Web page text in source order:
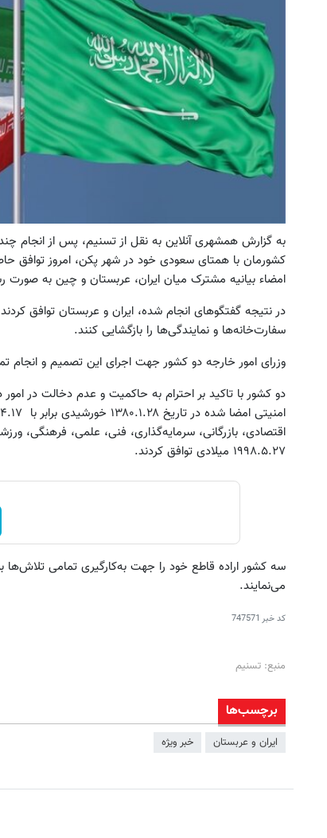
به گزارش همشهری آنلاین به نقل از تسنیم، پس از انجام
کشورمان با همتای سعودی خود در شهر پکن، امروز توافق
امضاء بیانیه‌ مشترک میان ایران، عربستان و چین به صورت
در نتیجه‌ گفتگوهای انجام شده، ایران و عربستان توافق
سفارت‌خانه‌ها و نمایندگی‌ها را بازگشایی کنند.
وزرای امور خارجه دو کشور جهت اجرای این تصمیم و انجام
دو کشور با تاکید بر احترام به حاکمیت و عدم دخالت در
۱۹۹۸.۵.۲۷ میلادی توافق کردند.
سه کشور اراده قاطع خود را جهت به‌کارگیری تمامی تلاش‌ها
می‌نمایند.
کد خبر 747571
منبع: تسنیم
برچسب‌ها
ایران و عربستان خبر ویژه
ترمیم جای زخم، بخیه و سوختگی فقط در 3
هفته!!😍
کلیک کن!
جای این پک تقویت موی
خالیه!45%تخفیف
خرید